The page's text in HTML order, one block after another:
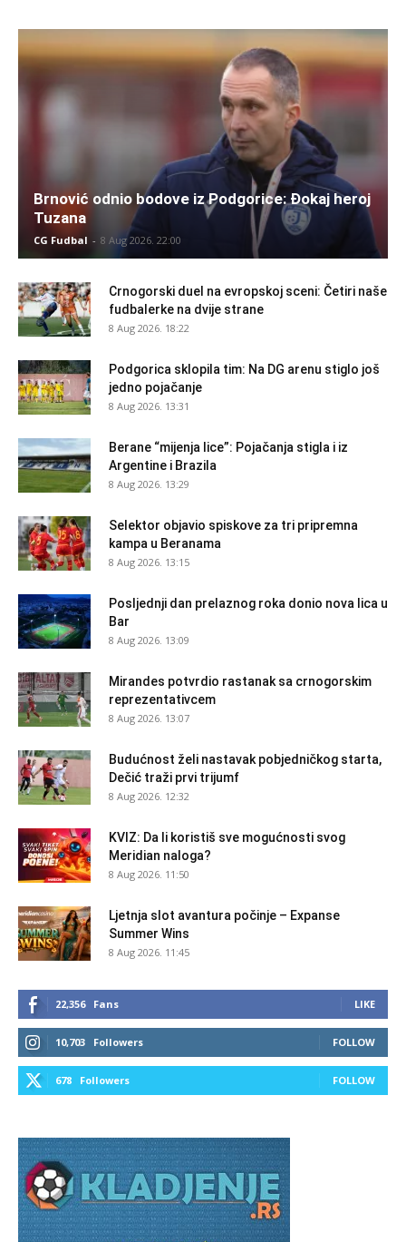
Brnović odnio bodove iz Podgorice: Đokaj heroj
Tuzana
CG Fudbal - 8 Aug 2026. 22:00
Crnogorski duel na evropskoj sceni: Četiri naše
fudbalerke na dvije strane
8 Aug 2026. 18:22
Podgorica sklopila tim: Na DG arenu stiglo još
jedno pojačanje
8 Aug 2026. 13:31
Berane “mijenja lice”: Pojačanja stigla i iz
Argentine i Brazila
8 Aug 2026. 13:29
Selektor objavio spiskove za tri pripremna
kampa u Beranama
8 Aug 2026. 13:15
Posljednji dan prelaznog roka donio nova lica u
Bar
8 Aug 2026. 13:09
Mirandes potvrdio rastanak sa crnogorskim
reprezentativcem
8 Aug 2026. 13:07
Budućnost želi nastavak pobjedničkog starta,
Dečić traži prvi trijumf
8 Aug 2026. 12:32
KVIZ: Da li koristiš sve mogućnosti svog
Meridian naloga?
8 Aug 2026. 11:50
Ljetnja slot avantura počinje – Expanse
Summer Wins
8 Aug 2026. 11:45
22,356 Fans LIKE
10,703 Followers FOLLOW
678 Followers FOLLOW